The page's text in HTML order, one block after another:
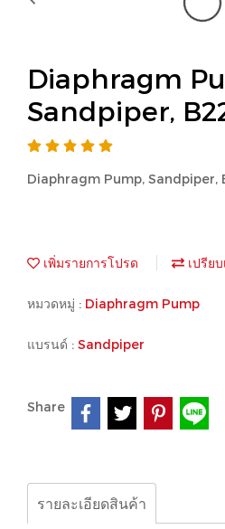
Diaphragm
Sandpiper,
Diaphragm Pump, Sandpiper,
เพิ่มรายการโปรด เปรีย
หมวดหมู่ : Diaphragm Pump
แบรนด์ : Sandpiper
Share
รายละเอียดสินค้า